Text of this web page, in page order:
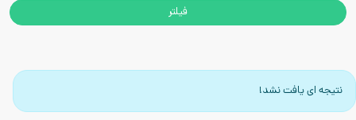
نتیجه ای یافت نشد!